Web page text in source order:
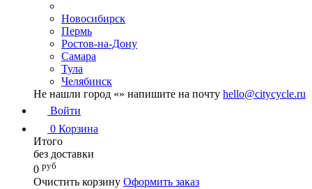
Новосибирск
Пермь
Ростов-на-Дону
Самара
Тула
Челябинск
Не нашли город «» напишите на почту hello@citycycle.ru
Войти
0 Корзина
Итого
без доставки
0 руб
Очистить корзину Оформить заказ